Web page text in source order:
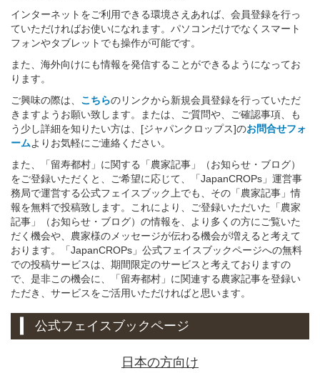
インターネットをご利用できる環境さえあれば、会員登録を行っ
ていただければお使いになれます。パソコンだけでなくスマート
フォンやタブレットでも操作が可能です。
また、海外向けにも情報を発信することができるようになってお
ります。
ご興味の際は、 こちらのリンクから新規会員登録を行っていただ
きますようお願い致します。または、ご質問や、ご確認事項、も
う少し詳細を知りたい方は、[ジャパンクロップス]のお問合せフォ
ームよりお気軽にご連絡ください。
また、「留寿都村」に関する「農家記事」（お知らせ・ブログ）
をご登録いただくと、ご希望に応じて、「JapanCROPs」運営事
務局で運営する公式フェイスブック上でも、その「農家記事」情
報を無料で投稿致します。これにより、ご登録いただいた「農家
記事」（お知らせ・ブログ）の情報を、より多くの方にご覧いた
だく機会や、農家様のメッセージが伝わる機会が増えると考えて
おります。「JapanCROPs」公式フェイスブックページへの無料
での投稿サービスは、期間限定のサービスと考えておりますの
で、是非この機会に、「留寿都村」に関連する農家記事を登録い
ただき、サービスをご活用いただければと思います。
公式フェイスブックページ
日本の方向け